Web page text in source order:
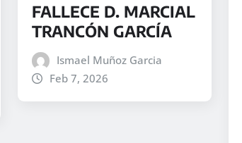
FALLECE D. MARCIAL
TRANCÓN GARCÍA
Ismael Muñoz Garcia
Feb 7, 2026